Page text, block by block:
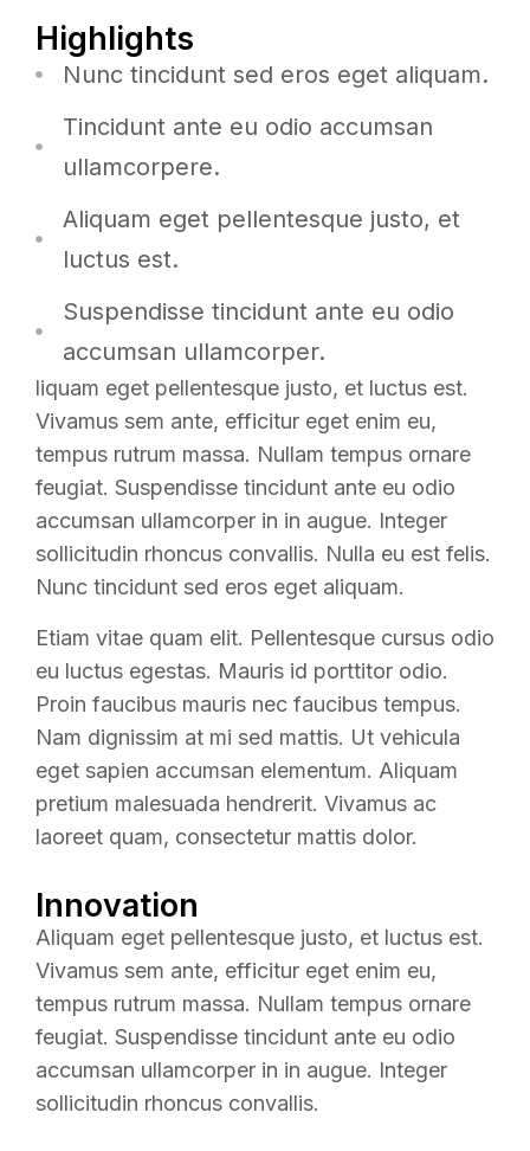
Highlights
Nunc tincidunt sed eros eget aliquam.
Tincidunt ante eu odio accumsan
ullamcorpere.
Aliquam eget pellentesque justo, et
luctus est.
Suspendisse tincidunt ante eu odio
accumsan ullamcorper.
liquam eget pellentesque justo, et luctus est.
Vivamus sem ante, efficitur eget enim eu,
tempus rutrum massa. Nullam tempus ornare
feugiat. Suspendisse tincidunt ante eu odio
accumsan ullamcorper in in augue. Integer
sollicitudin rhoncus convallis. Nulla eu est felis.
Nunc tincidunt sed eros eget aliquam.
Etiam vitae quam elit. Pellentesque cursus odio
eu luctus egestas. Mauris id porttitor odio.
Proin faucibus mauris nec faucibus tempus.
Nam dignissim at mi sed mattis. Ut vehicula
eget sapien accumsan elementum. Aliquam
pretium malesuada hendrerit. Vivamus ac
laoreet quam, consectetur mattis dolor.
Innovation
Aliquam eget pellentesque justo, et luctus est.
Vivamus sem ante, efficitur eget enim eu,
tempus rutrum massa. Nullam tempus ornare
feugiat. Suspendisse tincidunt ante eu odio
accumsan ullamcorper in in augue. Integer
sollicitudin rhoncus convallis.